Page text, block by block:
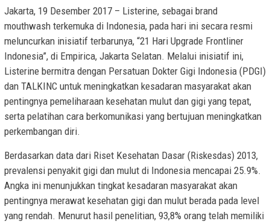
Jakarta, 19 Desember 2017 – Listerine, sebagai brand
mouthwash terkemuka di Indonesia, pada hari ini secara resmi
meluncurkan inisiatif terbarunya, “21 Hari Upgrade Frontliner
Indonesia”, di Empirica, Jakarta Selatan. Melalui inisiatif ini,
Listerine bermitra dengan Persatuan Dokter Gigi Indonesia (PDGI)
dan TALKINC untuk meningkatkan kesadaran masyarakat akan
pentingnya pemeliharaan kesehatan mulut dan gigi yang tepat,
serta pelatihan cara berkomunikasi yang bertujuan meningkatkan
perkembangan diri.
Berdasarkan data dari Riset Kesehatan Dasar (Riskesdas) 2013,
prevalensi penyakit gigi dan mulut di Indonesia mencapai 25.9%.
Angka ini menunjukkan tingkat kesadaran masyarakat akan
pentingnya merawat kesehatan gigi dan mulut berada pada level
yang rendah. Menurut hasil penelitian, 93,8% orang telah memiliki